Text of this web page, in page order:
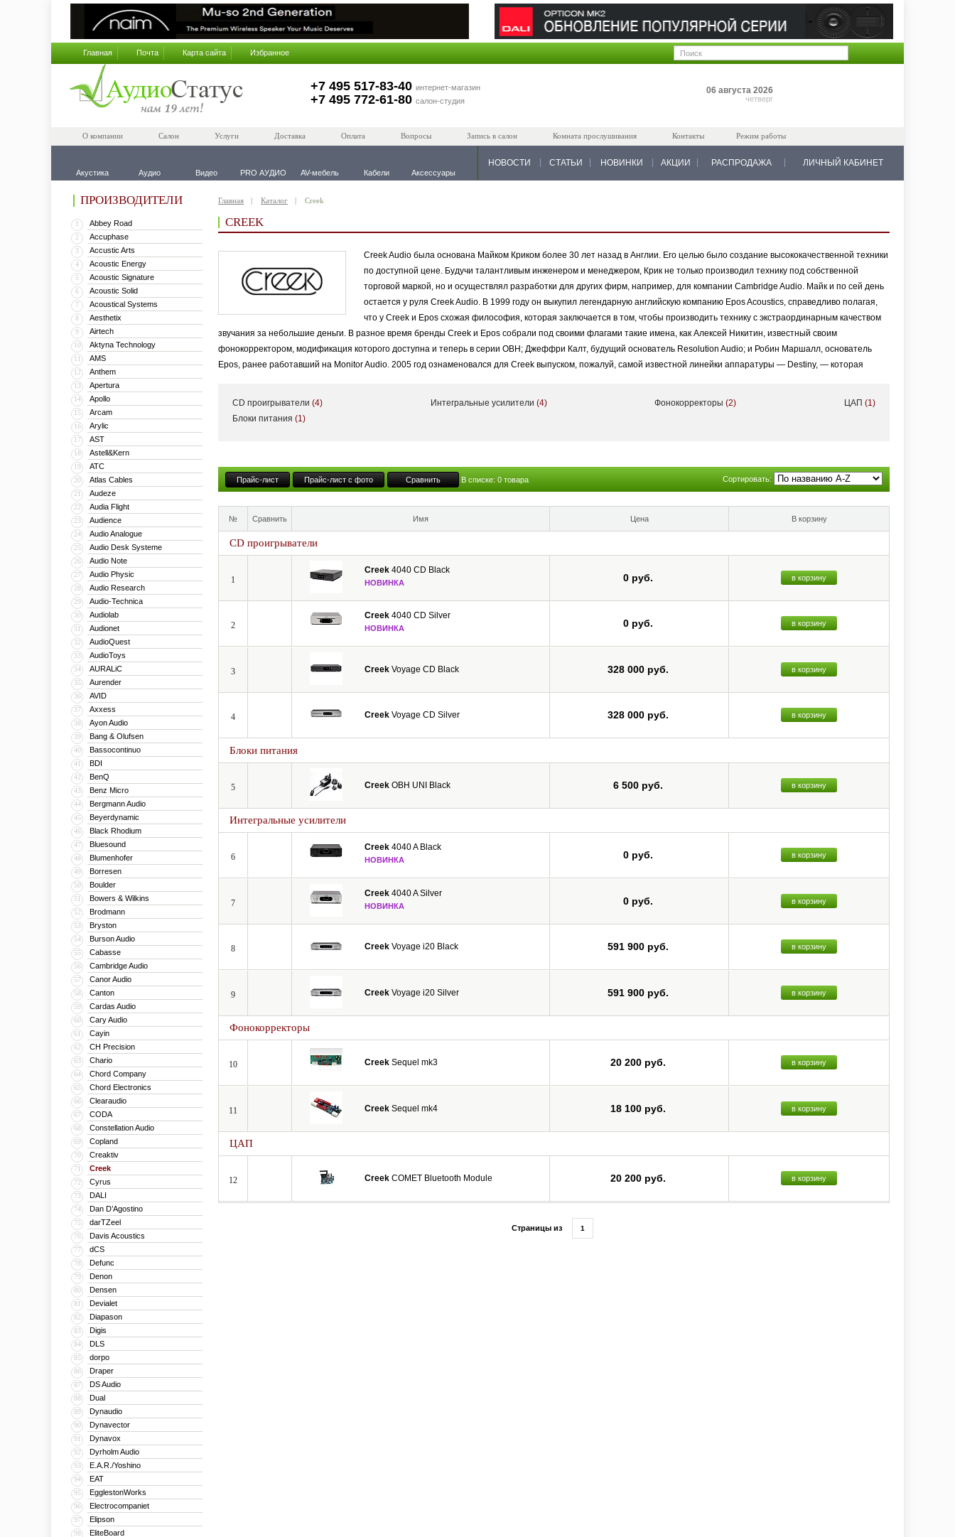
Главная Почта Карта сайта Избранное
+7 495 517-83-40 интернет-магазин
+7 495 772-61-80 салон-студия
06 августа 2026
четверг
О компании Салон Услуги Доставка Оплата Вопросы Запись в салон Комната прослушивания Контакты Режим работы
Акустика Аудио Видео PRO АУДИО AV-мебель Кабели Аксессуары
НОВОСТИ СТАТЬИ НОВИНКИ АКЦИИ РАСПРОДАЖА ЛИЧНЫЙ КАБИНЕТ
ПРОИЗВОДИТЕЛИ
1 Abbey Road
2 Accuphase
3 Accustic Arts
4 Acoustic Energy
5 Acoustic Signature
6 Acoustic Solid
7 Acoustical Systems
8 Aesthetix
9 Airtech
10 Aktyna Technology
11 AMS
12 Anthem
13 Apertura
14 Apollo
15 Arcam
16 Arylic
17 AST
18 Astell&Kern
19 ATC
20 Atlas Cables
21 Audeze
22 Audia Flight
23 Audience
24 Audio Analogue
25 Audio Desk Systeme
26 Audio Note
27 Audio Physic
28 Audio Research
29 Audio-Technica
30 Audiolab
31 Audionet
32 AudioQuest
33 AudioToys
34 AURALiC
35 Aurender
36 AVID
37 Axxess
38 Ayon Audio
39 Bang & Olufsen
40 Bassocontinuo
41 BDI
42 BenQ
43 Benz Micro
44 Bergmann Audio
45 Beyerdynamic
46 Black Rhodium
47 Bluesound
48 Blumenhofer
49 Borresen
50 Boulder
51 Bowers & Wilkins
52 Brodmann
53 Bryston
54 Burson Audio
55 Cabasse
56 Cambridge Audio
57 Canor Audio
58 Canton
59 Cardas Audio
60 Cary Audio
61 Cayin
62 CH Precision
63 Chario
64 Chord Company
65 Chord Electronics
66 Clearaudio
67 CODA
68 Constellation Audio
69 Copland
70 Creaktiv
71 Creek
72 Cyrus
73 DALI
74 Dan D’Agostino
75 darTZeel
76 Davis Acoustics
77 dCS
78 Defunc
79 Denon
80 Densen
81 Devialet
82 Diapason
83 Digis
84 DLS
85 dorpo
86 Draper
87 DS Audio
88 Dual
89 Dynaudio
90 Dynavector
91 Dynavox
92 Dyrholm Audio
93 E.A.R./Yoshino
94 EAT
95 EgglestonWorks
96 Electrocompaniet
97 Elipson
98 EliteBoard
Главная Каталог Creek
CREEK
Creek Audio была основана Майком Криком более 30 лет назад в Англии. Его целью было создание высококачественной техники
по доступной цене. Будучи талантливым инженером и менеджером, Крик не только производил технику под собственной
торговой маркой, но и осуществлял разработки для других фирм, например, для компании Cambridge Audio. Майк и по сей день
остается у руля Creek Audio. В 1999 году он выкупил легендарную английскую компанию Epos Acoustics, справедливо полагая,
что у Creek и Epos схожая философия, которая заключается в том, чтобы производить технику с экстраординарным качеством
звучания за небольшие деньги. В разное время бренды Creek и Epos собрали под своими флагами такие имена, как Алексей Никитин, известный своим
фонокорректором, модификация которого доступна и теперь в серии OBH; Джеффри Калт, будущий основатель Resolution Audio; и Робин Маршалл, основатель
Epos, ранее работавший на Monitor Audio. 2005 год ознаменовался для Creek выпуском, пожалуй, самой известной линейки аппаратуры — Destiny, — которая
Сегодня в ассортименте Creek Audio вы найдете все необходимое для построения высококлассной стереосистемы за разумные деньги: интегрированные
стереоусилители с возможностью установки в них опционального модуля RUBY DAC (USB/Coax/Optical/Bluetooth/FM), а также платы ММ- или MC-фонокорректора,
гибкость модификации техники вызывает восхищение.
CD проигрыватели (4)
Блоки питания (1)
Интегральные усилители (4) Фонокорректоры(2) ЦАП(1)
Прайс-лист Прайс-лист с фото Сравнить В списке: 0 товара Сортировать:
№ Сравнить Имя Цена В корзину
CD проигрыватели
1
Creek 4040 CD Black
НОВИНКА 0 руб. в корзину
2
Creek 4040 CD Silver
НОВИНКА 0 руб. в корзину
3 Creek Voyage CD Black 328 000 руб. в корзину
4 Creek Voyage CD Silver 328 000 руб. в корзину
Блоки питания
5 Creek OBH UNI Black 6 500 руб. в корзину
Интегральные усилители
6
Creek 4040 A Black
НОВИНКА 0 руб. в корзину
7
Creek 4040 A Silver
НОВИНКА 0 руб. в корзину
8 Creek Voyage i20 Black 591 900 руб. в корзину
9 Creek Voyage i20 Silver 591 900 руб. в корзину
Фонокорректоры
10 Creek Sequel mk3 20 200 руб. в корзину
11 Creek Sequel mk4 18 100 руб. в корзину
ЦАП
12 Creek COMET Bluetooth Module 20 200 руб. в корзину
Страницы из 1